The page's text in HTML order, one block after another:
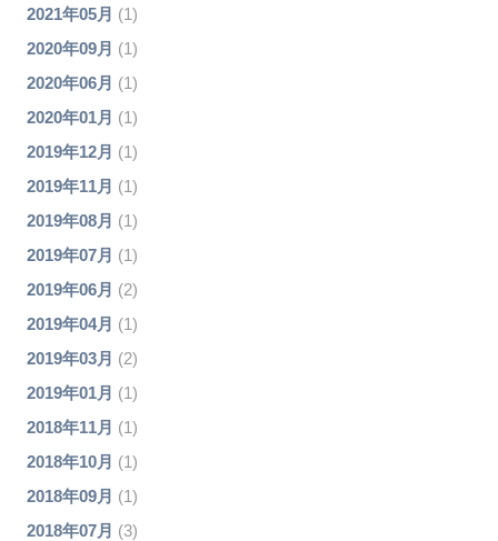
2021年05月 (1)
2020年09月 (1)
2020年06月 (1)
2020年01月 (1)
2019年12月 (1)
2019年11月 (1)
2019年08月 (1)
2019年07月 (1)
2019年06月 (2)
2019年04月 (1)
2019年03月 (2)
2019年01月 (1)
2018年11月 (1)
2018年10月 (1)
2018年09月 (1)
2018年07月 (3)